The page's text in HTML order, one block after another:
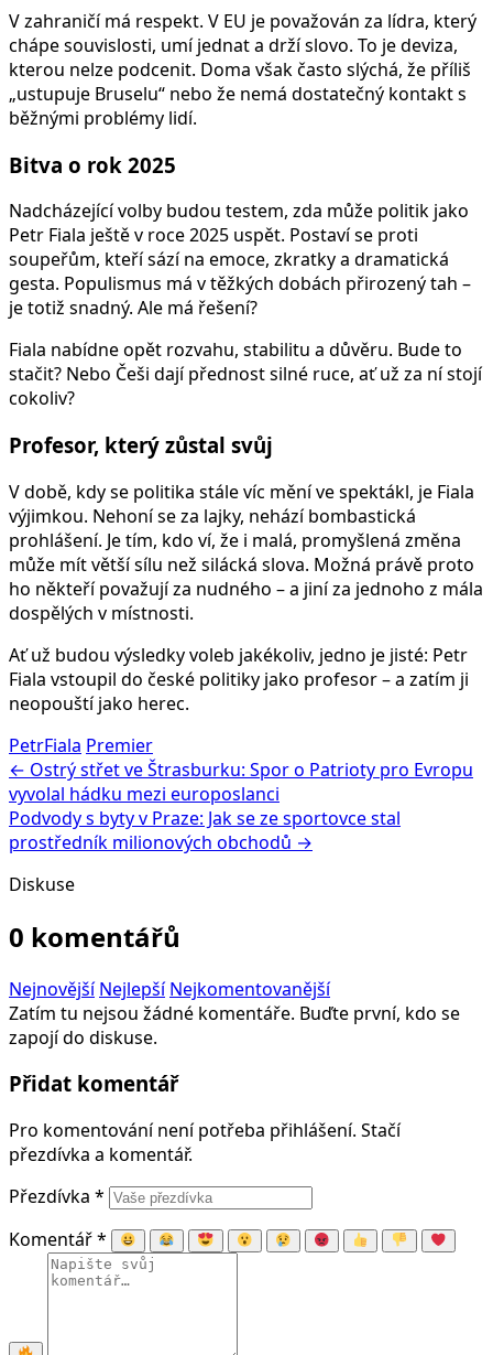
V zahraničí má respekt. V EU je považován za lídra, který
chápe souvislosti, umí jednat a drží slovo. To je deviza,
kterou nelze podcenit. Doma však často slýchá, že příliš
„ustupuje Bruselu“ nebo že nemá dostatečný kontakt s
běžnými problémy lidí.
Bitva o rok 2025
Nadcházející volby budou testem, zda může politik jako
Petr Fiala ještě v roce 2025 uspět. Postaví se proti
soupeřům, kteří sází na emoce, zkratky a dramatická
gesta. Populismus má v těžkých dobách přirozený tah –
je totiž snadný. Ale má řešení?
Fiala nabídne opět rozvahu, stabilitu a důvěru. Bude to
stačit? Nebo Češi dají přednost silné ruce, ať už za ní stojí
cokoliv?
Profesor, který zůstal svůj
V době, kdy se politika stále víc mění ve spektákl, je Fiala
výjimkou. Nehoní se za lajky, nehází bombastická
prohlášení. Je tím, kdo ví, že i malá, promyšlená změna
může mít větší sílu než silácká slova. Možná právě proto
ho někteří považují za nudného – a jiní za jednoho z mála
dospělých v místnosti.
Ať už budou výsledky voleb jakékoliv, jedno je jisté: Petr
Fiala vstoupil do české politiky jako profesor – a zatím ji
neopouští jako herec.
PetrFiala Premier
← Ostrý střet ve Štrasburku: Spor o Patrioty pro Evropu
vyvolal hádku mezi europoslanci
Podvody s byty v Praze: Jak se ze sportovce stal
prostředník milionových obchodů →
Diskuse
0 komentářů
Nejnovější Nejlepší Nejkomentovanější
Zatím tu nejsou žádné komentáře. Buďte první, kdo se
zapojí do diskuse.
Přidat komentář
Pro komentování není potřeba přihlášení. Stačí
přezdívka a komentář.
Přezdívka *
Komentář*